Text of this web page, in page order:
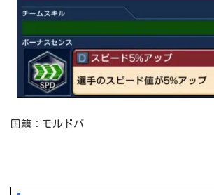
国籍：モルドバ